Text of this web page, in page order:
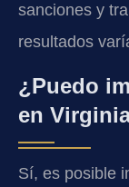
sanciones y
resultados
¿Puedo
en
Sí, es posible